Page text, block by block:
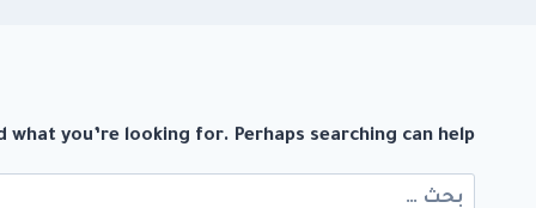
what you’re looking for. Perhaps searching can help.
البحث